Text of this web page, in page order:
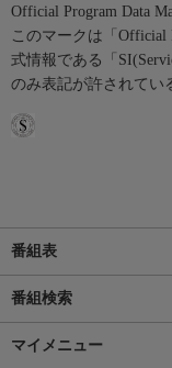
Official Program Data
このマークは「Official
式情報である「
のみ表記が許されてい
番組表
番組検索
マイメニュー